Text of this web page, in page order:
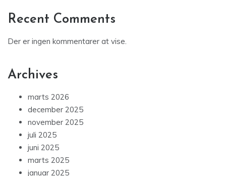
Recent Comments
Der er ingen kommentarer at vise.
Archives
marts 2026
december 2025
november 2025
juli 2025
juni 2025
marts 2025
januar 2025